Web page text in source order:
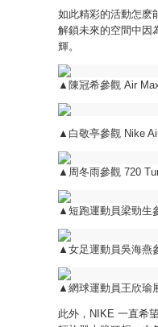
如此精彩的活動怎麽
解鎖未來的空間中因
輝。
▲陳冠希參觀 Air
▲白敬亭參觀 Nike
▲周冬雨參觀 720
▲短跑運動員梁勁生
▲女足運動員吳海燕
▲網球運動員王欣瑜
此外，NIKE 一直希